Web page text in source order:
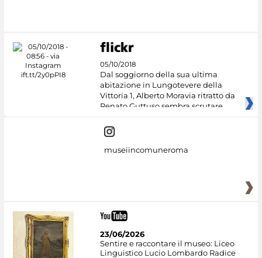
05/10/2018
Dal soggiorno della sua ultima
abitazione in Lungotevere della
Vittoria 1, Alberto Moravia ritratto da
Renato Guttuso sembra scrutare
museiincomuneroma
23/06/2026
Sentire e raccontare il museo: Liceo
Linguistico Lucio Lombardo Radice